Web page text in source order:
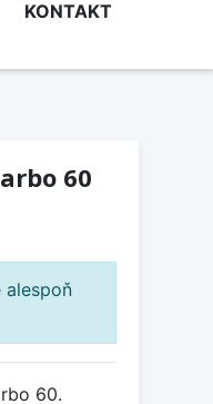
KONTAKT
60
alespoň
60.